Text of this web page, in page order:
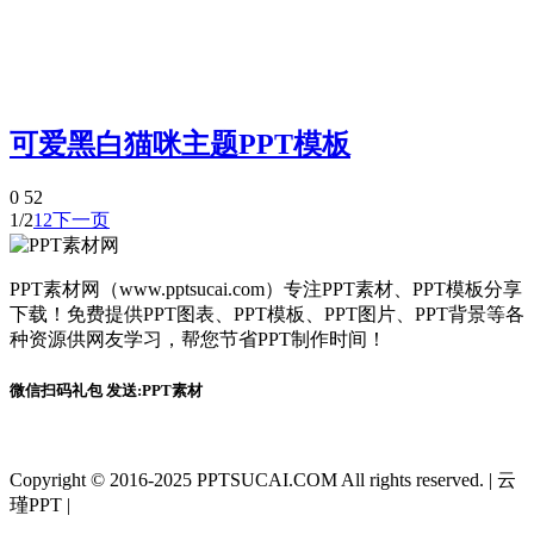
可爱黑白猫咪主题PPT模板
0 52
1/21 2下一页
PPT素材网（www.pptsucai.com）专注PPT素材、PPT模板分享
下载！免费提供PPT图表、PPT模板、PPT图片、PPT背景等各
种资源供网友学习，帮您节省PPT制作时间！
微信扫码礼包 发送:PPT素材
Copyright © 2016-2025 PPTSUCAI.COM All rights reserved. | 云
瑾PPT |